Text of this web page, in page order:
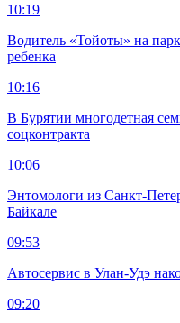
10:19
Водитель «Тойоты» на
ребенка
10:16
В Бурятии многодетная
соцконтракта
10:06
Энтомологи из Санкт-
Байкале
09:53
Автосервис в Улан-Удэ
09:20